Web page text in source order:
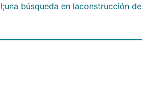
búsqueda en laconstrucción de